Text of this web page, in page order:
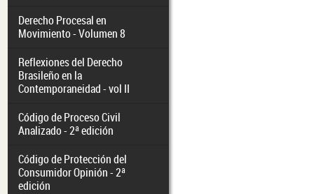
Derecho Procesal en
Movimiento - Volumen 8
Reflexiones del Derecho
Brasileño en la
Contemporaneidad - vol II
Código de Proceso Civil
Analizado - 2ª edición
Código de Protección del
Consumidor Opinión - 2ª
edición